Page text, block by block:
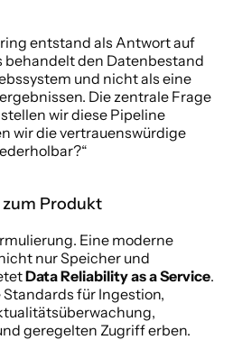
entstand als Antwort auf
behandelt den Datenbestand
und nicht als eine
Die zentrale Frage
wir diese Pipeline
wir die vertrauenswürdige
Produkt
Eine moderne
nur Speicher und
Data Reliability as a Service.
für Ingestion,
geregelten Zugriff erben.